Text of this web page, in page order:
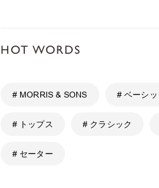
HOT WORDS
# MORRIS & SONS # ベーシッ
# トップス # クラシック
# セーター